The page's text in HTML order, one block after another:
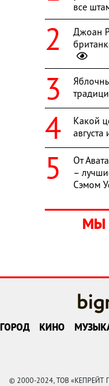
все
Джоан
Какой
августа
От
–
Сэмом
МЫ
ГОРОД КИНО
© 2000-2024, ТОВ «КЕПРЕЙТ